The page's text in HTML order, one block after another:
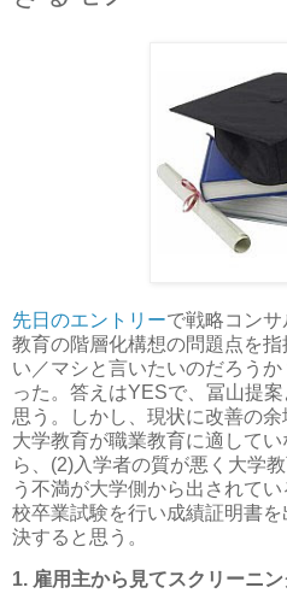
先日のエントリーで戦略コン
教育の階層化構想の問題点を
い／マシと言いたいのだろう
った。答えはYESで、冨山提
思う。しかし、現状に改善の
大学教育が職業教育に適して
ら、(2)入学者の質が悪く大学
う不満が大学側から出されて
校卒業試験を行い成績証明書
決すると思う。
1. 雇用主から見てスクリーニ